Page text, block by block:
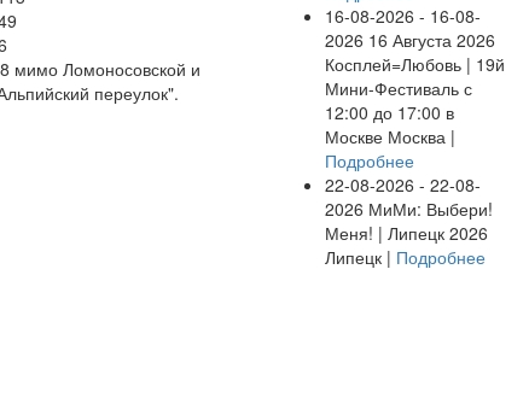
мимо Ломоносовской и
переулок".
16-08-2026 - 16-08-
2026 16 Августа 2026
Косплей=Любовь | 19й
Мини-Фестиваль с
12:00 до 17:00 в
Москве Москва |
Подробнее
22-08-2026 - 22-08-
2026 МиМи: Выбери!
Меня! | Липецк 2026
Липецк | Подробнее